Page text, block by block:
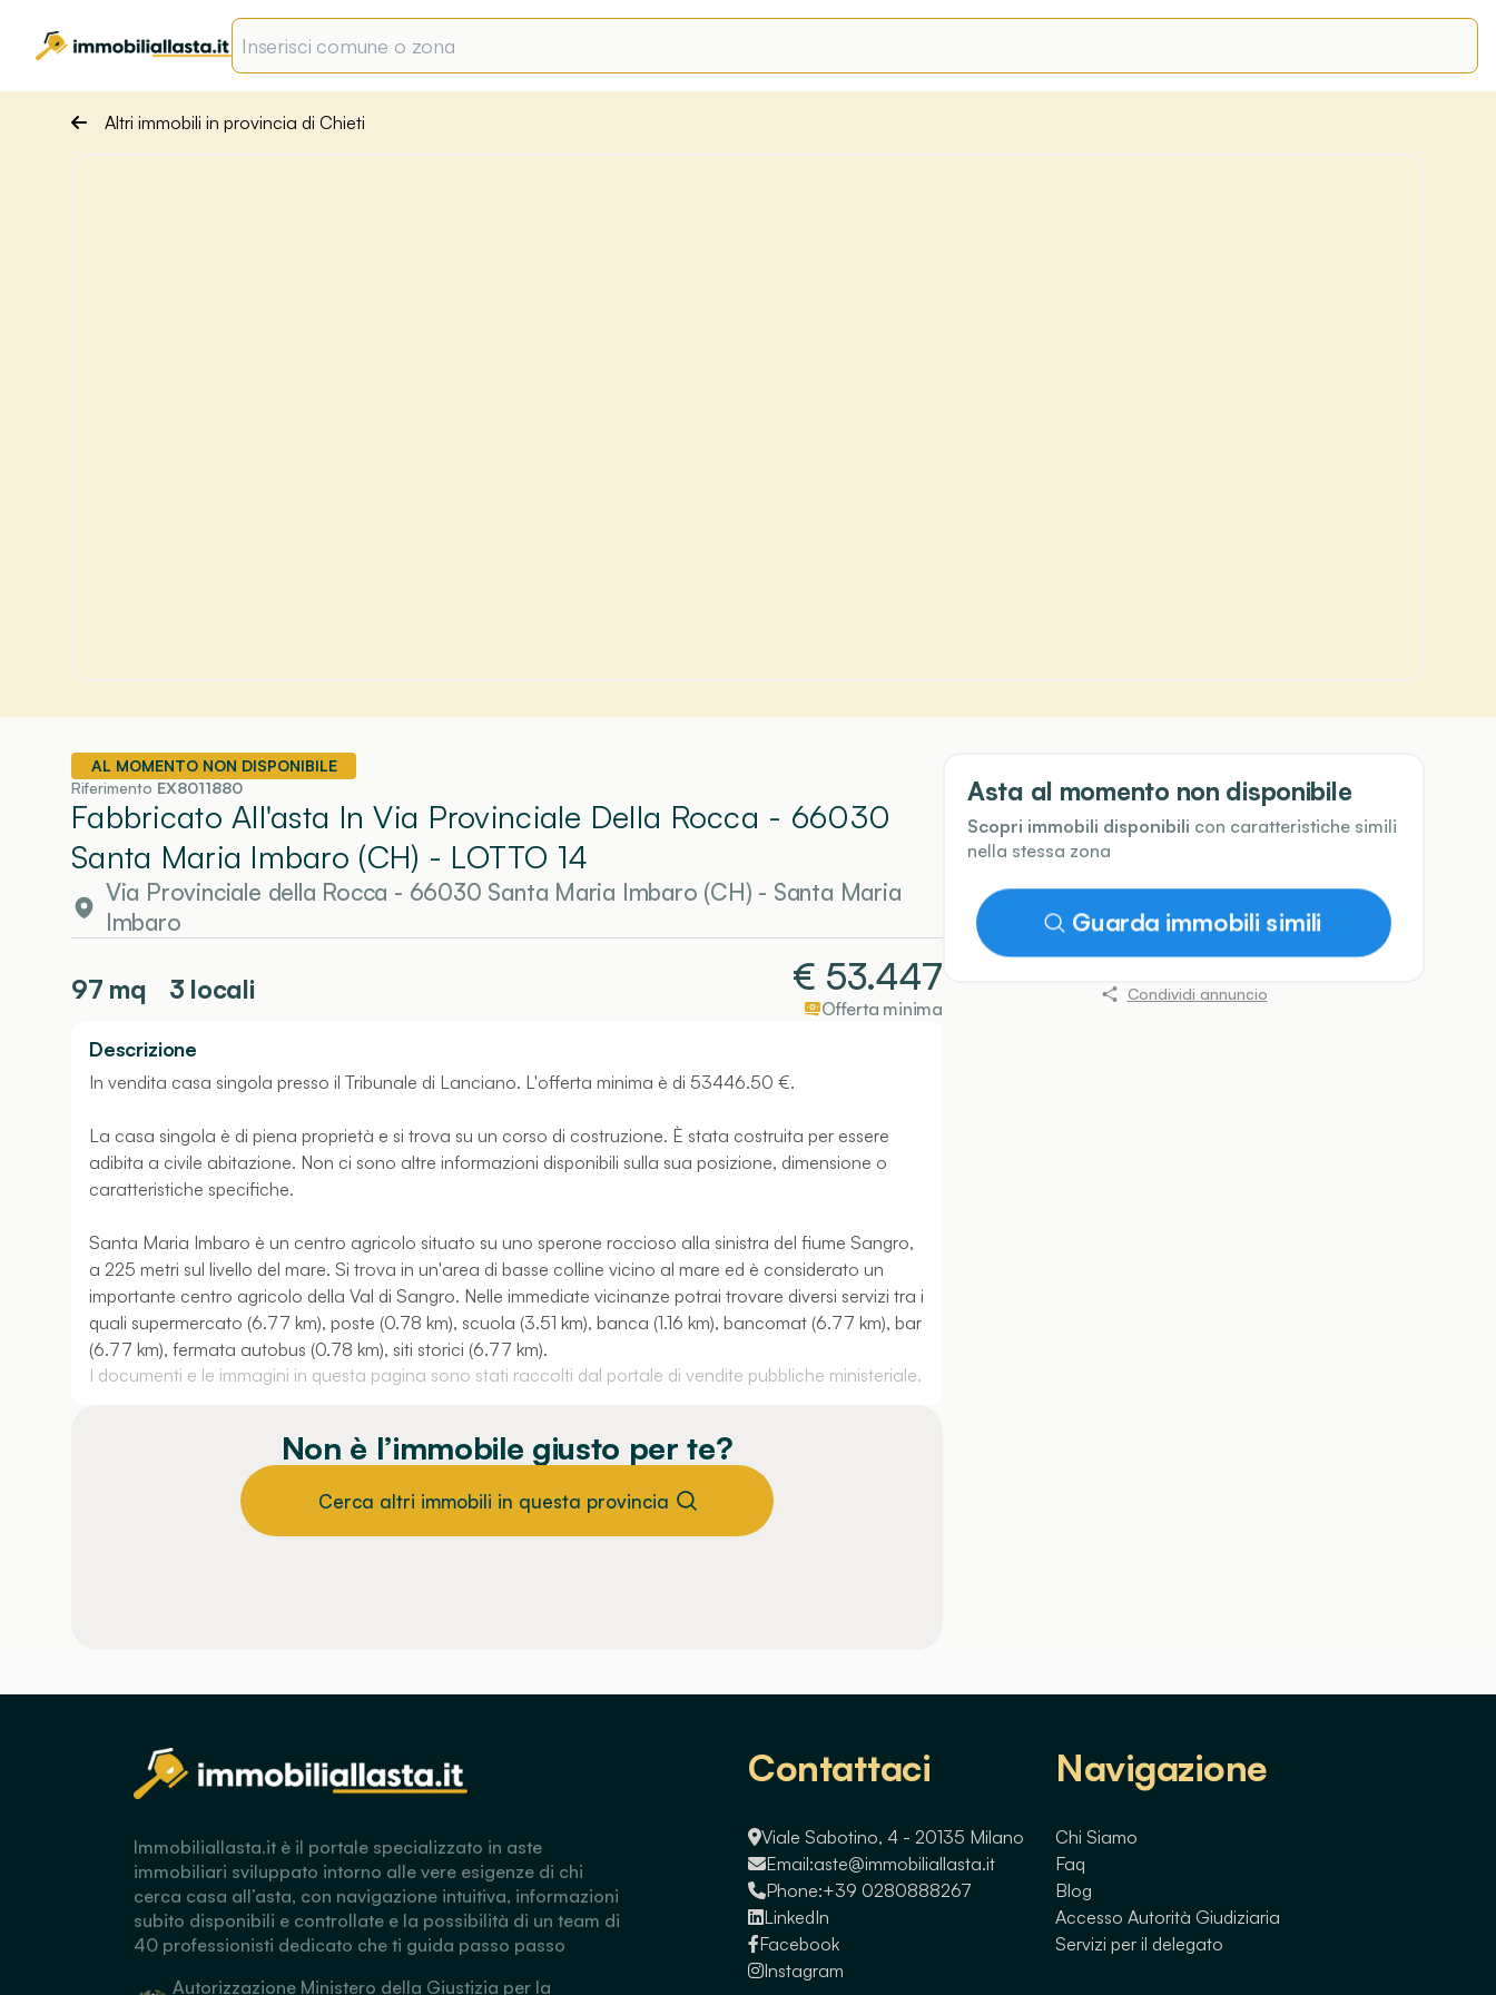
Altri immobili in provincia di Chieti
AL MOMENTO NON DISPONIBILE
Riferimento EX8011880
Fabbricato All'asta In Via Provinciale Della Rocca - 66030
Santa Maria Imbaro (CH) - LOTTO 14
Via Provinciale della Rocca - 66030 Santa Maria Imbaro (CH) - Santa Maria
Imbaro
97 mq 3 locali € 53.447
Offerta minima
Descrizione
In vendita casa singola presso il Tribunale di Lanciano. L'offerta minima è di 53446.50 €.
La casa singola è di piena proprietà e si trova su un corso di costruzione. È stata costruita per essere
adibita a civile abitazione. Non ci sono altre informazioni disponibili sulla sua posizione, dimensione o
caratteristiche specifiche.
Santa Maria Imbaro è un centro agricolo situato su uno sperone roccioso alla sinistra del fiume Sangro,
a 225 metri sul livello del mare. Si trova in un'area di basse colline vicino al mare ed è considerato un
importante centro agricolo della Val di Sangro. Nelle immediate vicinanze potrai trovare diversi servizi tra i
quali supermercato (6.77 km), poste (0.78 km), scuola (3.51 km), banca (1.16 km), bancomat (6.77 km), bar
(6.77 km), fermata autobus (0.78 km), siti storici (6.77 km).
I documenti e le immagini in questa pagina sono stati raccolti dal portale di vendite pubbliche ministeriale.
Non è l’immobile giusto per te?
Cerca altri immobili in questa provincia
Asta al momento non disponibile
Scopri immobili disponibili con caratteristiche simili
nella stessa zona
Guarda immobili simili
Condividi annuncio
Immobiliallasta.it è il portale specializzato in aste
immobiliari sviluppato intorno alle vere esigenze di chi
cerca casa all’asta, con navigazione intuitiva, informazioni
subito disponibili e controllate e la possibilità di un team di
40 professionisti dedicato che ti guida passo passo
Autorizzazione Ministero della Giustizia per la
Contattaci
Viale Sabotino, 4 - 20135 Milano
Email:aste@immobiliallasta.it
Phone:+39 0280888267
LinkedIn
Facebook
Instagram
Navigazione
Chi Siamo
Faq
Blog
Accesso Autorità Giudiziaria
Servizi per il delegato